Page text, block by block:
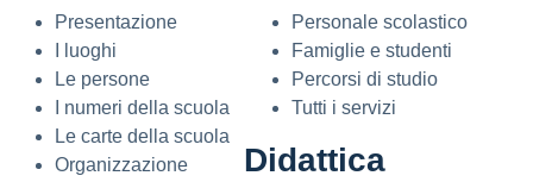
Presentazione
I luoghi
Le persone
I numeri della scuola
Le carte della scuola
Organizzazione
Personale scolastico
Famiglie e studenti
Percorsi di studio
Tutti i servizi
Didattica